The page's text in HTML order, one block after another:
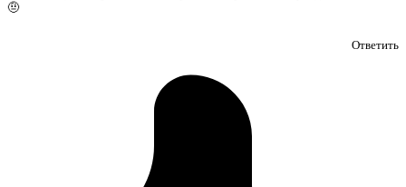
🤨
Ответить